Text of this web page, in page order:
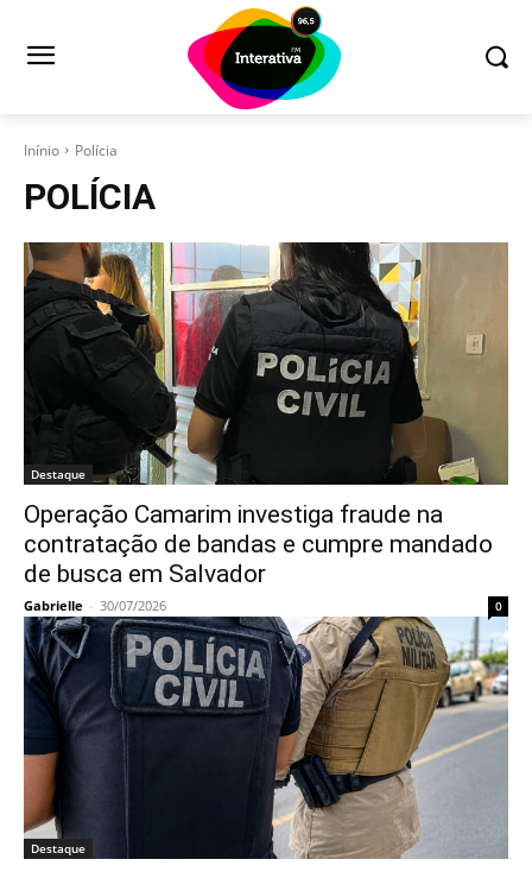
Inínio Polícia
POLÍCIA
Destaque
Operação Camarim investiga fraude na
contratação de bandas e cumpre mandado
de busca em Salvador
Gabrielle - 30/07/2026 0
Destaque